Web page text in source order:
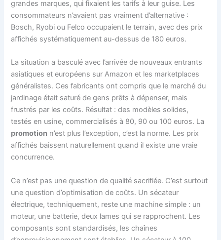
grandes marques, qui fixaient les tarifs à leur guise. Les
consommateurs n’avaient pas vraiment d’alternative :
Bosch, Ryobi ou Felco occupaient le terrain, avec des prix
affichés systématiquement au-dessus de 180 euros.
La situation a basculé avec l’arrivée de nouveaux entrants
asiatiques et européens sur Amazon et les marketplaces
généralistes. Ces fabricants ont compris que le marché du
jardinage était saturé de gens prêts à dépenser, mais
frustrés par les coûts. Résultat : des modèles solides,
testés en usine, commercialisés à 80, 90 ou 100 euros. La
promotion n’est plus l’exception, c’est la norme. Les prix
affichés baissent naturellement quand il existe une vraie
concurrence.
Ce n’est pas une question de qualité sacrifiée. C’est surtout
une question d’optimisation de coûts. Un sécateur
électrique, techniquement, reste une machine simple : un
moteur, une batterie, deux lames qui se rapprochent. Les
composants sont standardisés, les chaînes